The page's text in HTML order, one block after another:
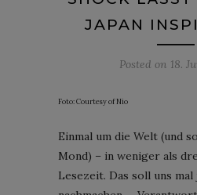
JAPAN
Posted on 18.
Foto: Courtesy of Nio
Einmal um die Welt (und
Mond) – in weniger als
Lesezeit. Das soll uns mal